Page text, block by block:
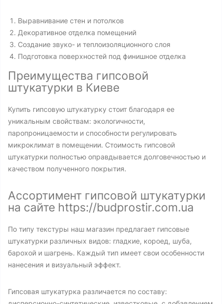
Выравнивание стен и потолков
Декоративное отделка помещений
Создание звуко- и теплоизоляционного слоя
Подготовка поверхностей под финишное отделка
Преимущества гипсовой
штукатурки в Киеве
Купить гипсовую штукатурку стоит благодаря ее
уникальным свойствам: экологичности,
паропроницаемости и способности регулировать
микроклимат в помещении. Стоимость гипсовой
штукатурки полностью оправдывается долговечностью и
качеством полученного покрытия.
Ассортимент гипсовой штукатурки
на сайте https://budprostir.com.ua
По типу текстуры наш магазин предлагает гипсовые
штукатурки различных видов: гладкие, короед, шуба,
барохой и шагрень. Каждый тип имеет свои особенности
нанесения и визуальный эффект.
Гипсовая штукатурка различается по составу: